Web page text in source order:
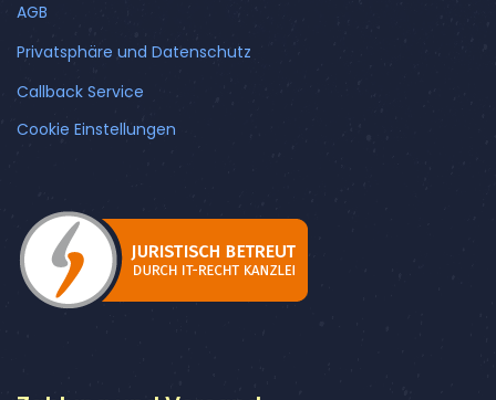
AGB
Privatsphäre und Datenschutz
Callback Service
Cookie Einstellungen